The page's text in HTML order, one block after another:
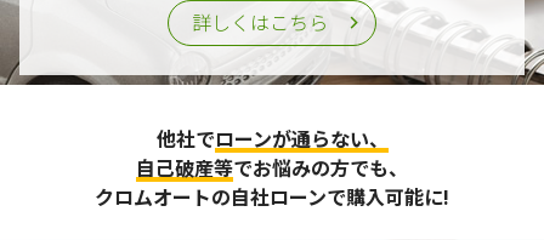
詳しくはこちら
他社でローンが通らない、
自己破産等でお悩みの方でも、
クロムオートの自社ローンで購入可能に!